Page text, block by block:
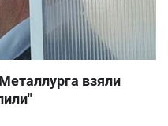
взяли